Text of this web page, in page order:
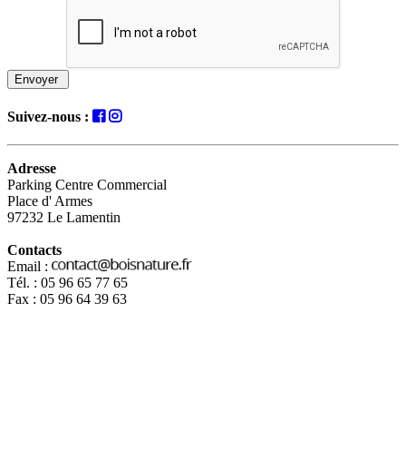
Envoyer
Suivez-nous :
Adresse
Parking Centre Commercial
Place d' Armes
97232 Le Lamentin
Contacts
Email :
Tél. : 05 96 65 77 65
Fax : 05 96 64 39 63